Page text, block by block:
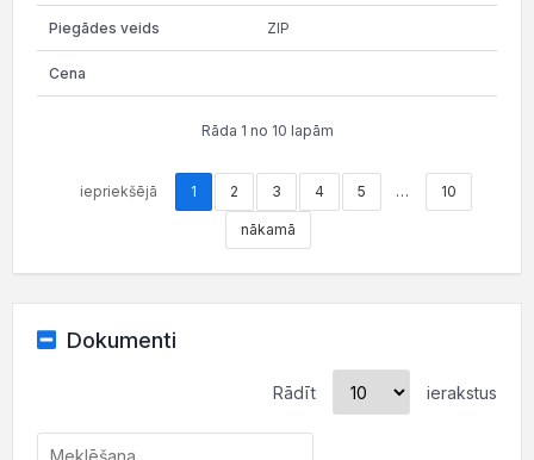
ZIP
Rāda 1 no 10 lapām
iepriekšējā 1 2 3 4 5 … 10
nākamā
Dokumenti
Rādīt ierakstus